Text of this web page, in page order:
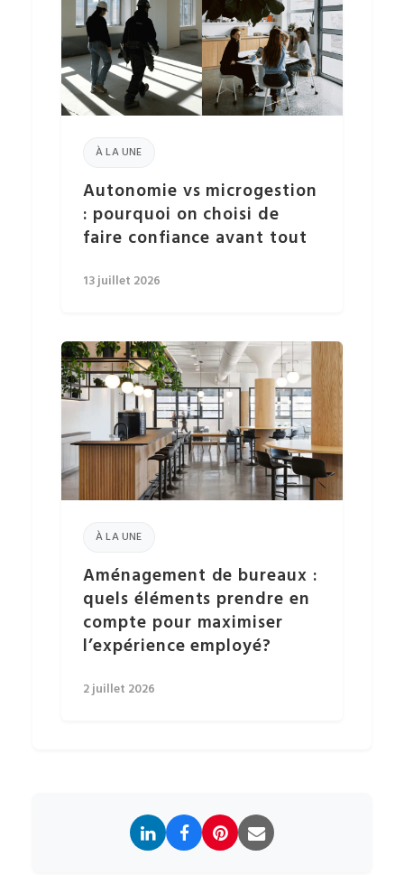
À LA UNE
Autonomie vs microgestion
: pourquoi on choisi de
faire confiance avant tout
13 juillet 2026
À LA UNE
Aménagement de bureaux :
quels éléments prendre en
compte pour maximiser
l’expérience employé?
2 juillet 2026